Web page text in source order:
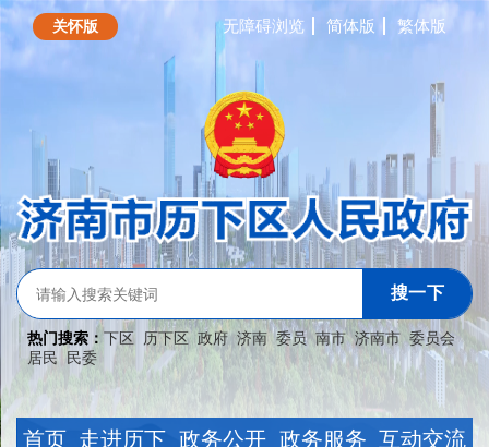
关怀版 无障碍浏览 简体版 繁体版
搜一下
热门搜索： 下区 历下区 政府 济南 委员 南市 济南市 委员会
居民
民委
首页 走进历下 政务公开 政务服务 互动交流